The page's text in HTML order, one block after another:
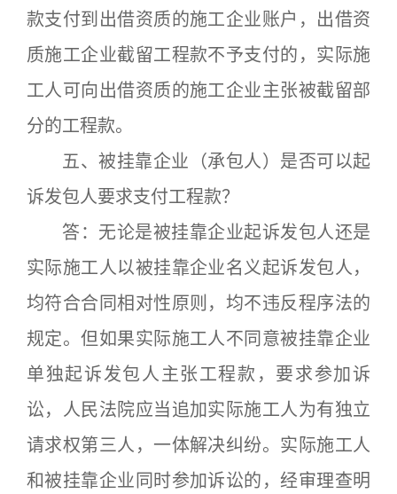
款支付到出借资质的施工企业账户，出借资
质施工企业截留工程款不予支付的，实际施
工人可向出借资质的施工企业主张被截留部
分的工程款。
五、被挂靠企业（承包人）是否可以起
诉发包人要求支付工程款？
答：无论是被挂靠企业起诉发包人还是
实际施工人以被挂靠企业名义起诉发包人，
均符合合同相对性原则，均不违反程序法的
规定。但如果实际施工人不同意被挂靠企业
单独起诉发包人主张工程款，要求参加诉
讼，人民法院应当追加实际施工人为有独立
请求权第三人，一体解决纠纷。实际施工人
和被挂靠企业同时参加诉讼的，经审理查明